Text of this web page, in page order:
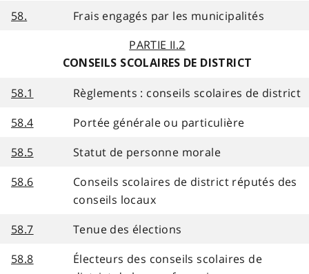
58.
Frais engagés par les municipalités
PARTIE II.2
CONSEILS SCOLAIRES DE DISTRICT
58.1
Règlements : conseils scolaires de district
58.4
Portée générale ou particulière
58.5
Statut de personne morale
58.6
Conseils scolaires de district réputés des
conseils locaux
58.7
Tenue des élections
58.8
Électeurs des conseils scolaires de